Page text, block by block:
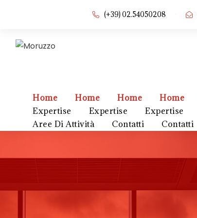
(+39) 02.54050208
Home Home Home Home
Expertise
Expertise Expertise
Aree Di Attività
Contatti Contatti